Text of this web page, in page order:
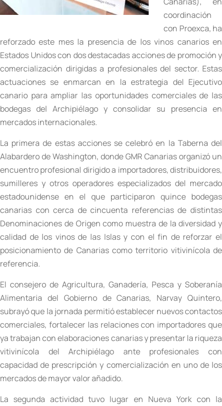
coordinación
con Proexca, ha
reforzado este mes la presencia de los vinos canarios en
Estados Unidos con dos destacadas acciones de promoción y
comercialización dirigidas a profesionales del sector. Estas
actuaciones se enmarcan en la estrategia del Ejecutivo
canario para ampliar las oportunidades comerciales de las
bodegas del Archipiélago y consolidar su presencia en
mercados internacionales.
La primera de estas acciones se celebró en la Taberna del
Alabardero de Washington, donde GMR Canarias organizó un
encuentro profesional dirigido a importadores, distribuidores,
sumilleres y otros operadores especializados del mercado
estadounidense en el que participaron quince bodegas
canarias con cerca de cincuenta referencias de distintas
Denominaciones de Origen como muestra de la diversidad y
calidad de los vinos de las Islas y con el fin de reforzar el
posicionamiento de Canarias como territorio vitivinícola de
referencia.
El consejero de Agricultura, Ganadería, Pesca y Soberanía
Alimentaria del Gobierno de Canarias, Narvay Quintero,
subrayó que la jornada permitió establecer nuevos contactos
comerciales, fortalecer las relaciones con importadores que
ya trabajan con elaboraciones canarias y presentar la riqueza
vitivinícola del Archipiélago ante profesionales con
capacidad de prescripción y comercialización en uno de los
mercados de mayor valor añadido.
La segunda actividad tuvo lugar en Nueva York con la